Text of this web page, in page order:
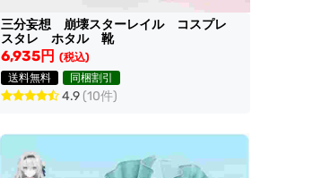
三分妄想 崩壊スターレイル コスプレ
スタレ ホタル 靴
6,935円 (税込)
送料無料
同梱割引
4.9 (10件)